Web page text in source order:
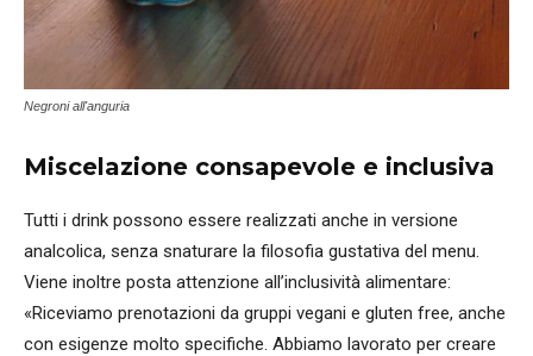
Negroni all'anguria
Miscelazione consapevole e inclusiva
Tutti i drink possono essere realizzati anche in versione
analcolica, senza snaturare la filosofia gustativa del menu.
Viene inoltre posta attenzione all’inclusività alimentare:
«Riceviamo prenotazioni da gruppi vegani e gluten free, anche
con esigenze molto specifiche. Abbiamo lavorato per creare